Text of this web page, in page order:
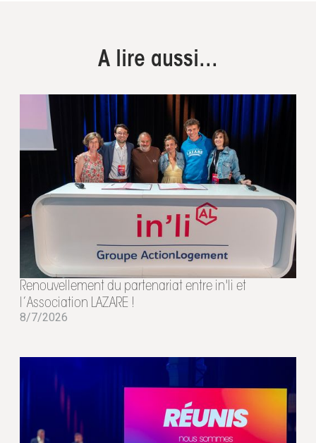
A lire aussi...
Renouvellement du partenariat entre in'li et
l’Association LAZARE !
8/7/2026